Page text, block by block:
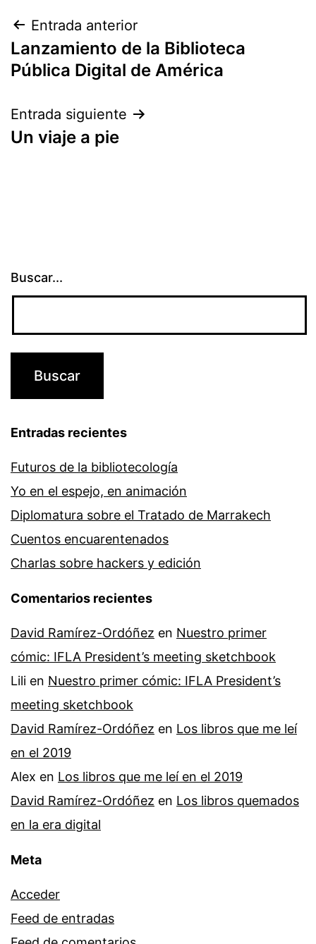
Navegación
de
Entrada anterior
Lanzamiento de la Biblioteca
Pública Digital de América
Entrada siguiente
Un viaje a pie
Buscar...
Entradas recientes
Futuros de la bibliotecología
Yo en el espejo, en animación
Diplomatura sobre el Tratado de Marrakech
Cuentos encuarentenados
Charlas sobre hackers y edición
Comentarios recientes
David Ramírez-Ordóñez en Nuestro primer
cómic: IFLA President’s meeting sketchbook
Lili en Nuestro primer cómic: IFLA President’s
meeting sketchbook
David Ramírez-Ordóñez en Los libros que me leí
en el 2019
Alex en Los libros que me leí en el 2019
David Ramírez-Ordóñez en Los libros quemados
en la era digital
Meta
Acceder
Feed de entradas